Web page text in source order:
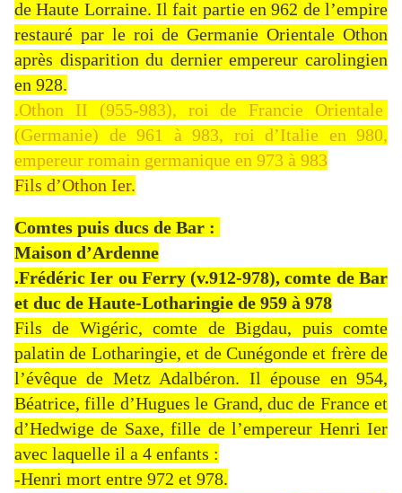
de Haute Lorraine. Il fait partie en 962 de l’empire
restauré par le roi de Germanie Orientale Othon
après disparition du dernier empereur carolingien
en 928.
.Othon II (955-983), roi de Francie Orientale
(Germanie) de 961 à 983, roi d’Italie en 980,
empereur romain germanique en 973 à 983
Fils d’Othon Ier.
Comtes puis ducs de Bar :
Maison d’Ardenne
.Frédéric Ier ou Ferry (v.912-978), comte de Bar
et duc de Haute-Lotharingie de 959 à 978
Fils de Wigéric, comte de Bigdau, puis comte
palatin de Lotharingie, et de Cunégonde et frère de
l’évêque de Metz Adalbéron. Il épouse en 954,
Béatrice, fille d’Hugues le Grand, duc de France et
d’Hedwige de Saxe, fille de l’empereur Henri Ier
avec laquelle il a 4 enfants :
-Henri mort entre 972 et 978.